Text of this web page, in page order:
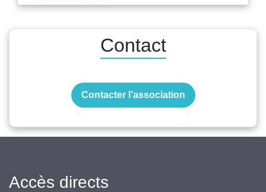
Contact
Contacter l’association
Accès directs